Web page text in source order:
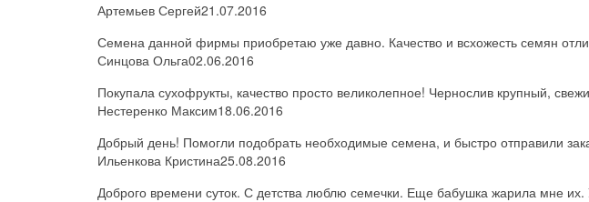
Артемьев Сергей21.07.2016
Семена данной фирмы приобретаю уже давно. Качество и всхожесть семян
Синцова Ольга02.06.2016
Покупала сухофрукты, качество просто великолепное! Чернослив крупный,
Нестеренко Максим18.06.2016
Добрый день! Помогли подобрать необходимые семена, и быстро отправили
Ильенкова Кристина25.08.2016
Доброго времени суток. С детства люблю семечки. Еще бабушка жарила мне